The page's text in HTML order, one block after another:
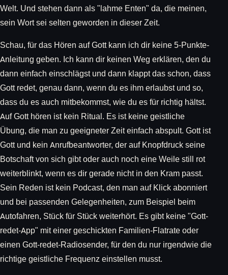
Welt. Und stehen dann als "lahme Enten" da, die meinen,
sein Wort sei selten geworden in dieser Zeit.
Schau, für das Hören auf Gott kann ich dir keine 5-Punkte-
Anleitung geben. Ich kann dir keinen Weg erklären, den du
dann einfach einschlägst und dann klappt das schon, dass
Gott redet, genau dann, wenn du es ihm erlaubst und so,
dass du es auch mitbekommst, wie du es für richtig hältst.
Auf Gott hören ist kein Ritual. Es ist keine geistliche
Übung, die man zu geeigneter Zeit einfach abspult. Gott ist
Gott und kein Anrufbeantworter, der auf Knopfdruck seine
Botschaft von sich gibt oder auch noch eine Weile still rot
weiterblinkt, wenn es dir gerade nicht in den Kram passt.
Sein Reden ist kein Podcast, den man auf Klick abonniert
und bei passenden Gelegenheiten, zum Beispiel beim
Autofahren, Stück für Stück weiterhört. Es gibt keine "Gott-
redet-App" mit einer geschickten Familien-Flatrate oder
einen Gott-redet-Radiosender, für den du nur irgendwie die
richtige geistliche Frequenz einstellen musst.